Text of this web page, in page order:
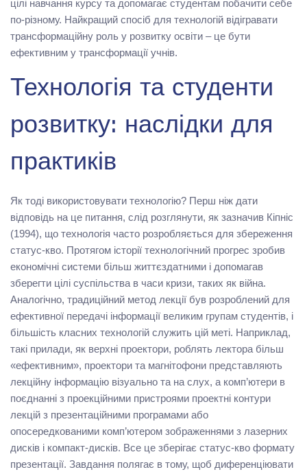
цілі навчання курсу та допомагає студентам побачити себе
по-різному. Найкращий спосіб для технологій відігравати
трансформаційну роль у розвитку освіти – це бути
ефективним у трансформації учнів.
Технологія та студенти
розвитку: наслідки для
практиків
Як тоді використовувати технологію? Перш ніж дати
відповідь на це питання, слід розглянути, як зазначив Кіпніс
(1994), що технологія часто розробляється для збереження
статус-кво. Протягом історії технологічний прогрес зробив
економічні системи більш життєздатними і допомагав
зберегти цілі суспільства в часи кризи, таких як війна.
Аналогічно, традиційний метод лекції був розроблений для
ефективної передачі інформації великим групам студентів, і
більшість класних технологій служить цій меті. Наприклад,
такі прилади, як верхні проектори, роблять лектора більш
«ефективним», проектори та магнітофони представляють
лекційну інформацію візуально та на слух, а комп’ютери в
поєднанні з проекційними пристроями проектні контури
лекцій з презентаційними програмами або
опосередкованими комп’ютером зображеннями з лазерних
дисків і компакт-дисків. Все це зберігає статус-кво формату
презентації. Завдання полягає в тому, щоб диференціювати